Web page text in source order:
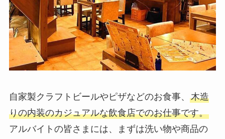
自家製クラフトビールやピザなどのお食事、 木造
りの内装のカジュアルな飲食店でのお仕事です。
アルバイトの皆さまには、まずは洗い物や商品の